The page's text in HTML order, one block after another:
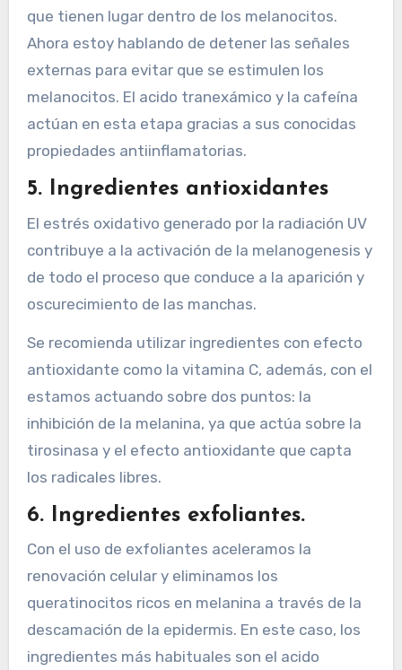
que tienen lugar dentro de los melanocitos.
Ahora estoy hablando de detener las señales
externas para evitar que se estimulen los
melanocitos. El acido tranexámico y la cafeína
actúan en esta etapa gracias a sus conocidas
propiedades antiinflamatorias.
5. Ingredientes antioxidantes
El estrés oxidativo generado por la radiación UV
contribuye a la activación de la melanogenesis y
de todo el proceso que conduce a la aparición y
oscurecimiento de las manchas.
Se recomienda utilizar ingredientes con efecto
antioxidante como la vitamina C, además, con el
estamos actuando sobre dos puntos: la
inhibición de la melanina, ya que actúa sobre la
tirosinasa y el efecto antioxidante que capta
los radicales libres.
6. Ingredientes exfoliantes.
Con el uso de exfoliantes aceleramos la
renovación celular y eliminamos los
queratinocitos ricos en melanina a través de la
descamación de la epidermis. En este caso, los
ingredientes más habituales son el acido